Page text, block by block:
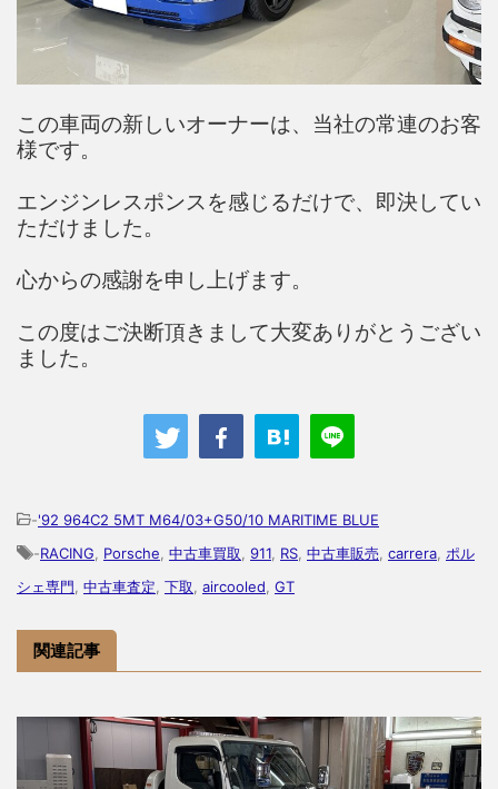
この車両の新しいオーナーは、当社の常連のお客
様です。
エンジンレスポンスを感じるだけで、即決してい
ただけました。
心からの感謝を申し上げます。
この度はご決断頂きまして大変ありがとうござい
ました。
-'92 964C2 5MT M64/03+G50/10 MARITIME BLUE
-RACING Porsche 中古車買取 911 RS 中古車販売 carrera ポル
シェ専門 中古車査定 下取 aircooled GT
関連記事